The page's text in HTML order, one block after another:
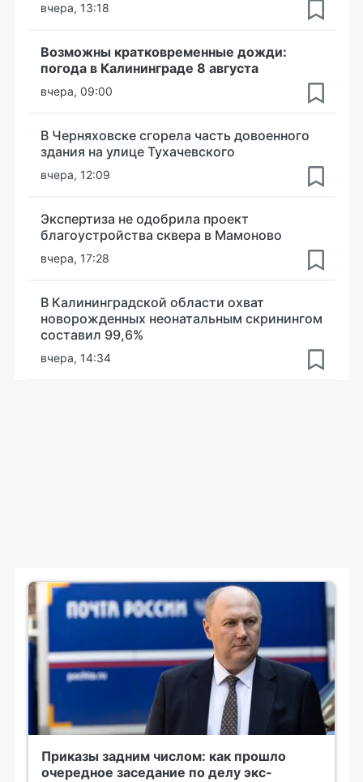
вчера, 13:18
Возможны кратковременные дожди:
погода в Калининграде 8 августа
вчера, 09:00
В Черняховске сгорела часть довоенного
здания на улице Тухачевского
вчера, 12:09
Экспертиза не одобрила проект
благоустройства сквера в Мамоново
вчера, 17:28
В Калининградской области охват
новорожденных неонатальным скринингом
составил 99,6%
вчера, 14:34
Приказы задним числом: как прошло
очередное заседание по делу экс-